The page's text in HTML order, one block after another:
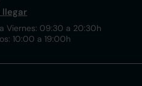
llegar
Viernes: 09:30 a 20:30h
10:00 a 19:00h